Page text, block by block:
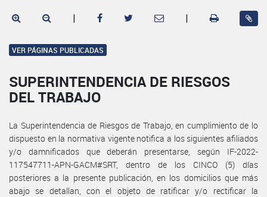
| |
VER PÁGINAS PUBLICADAS
SUPERINTENDENCIA DE RIESGOS
DEL TRABAJO
La Superintendencia de Riesgos de Trabajo, en cumplimiento de lo
dispuesto en la normativa vigente notifica a los siguientes afiliados
y/o damnificados que deberán presentarse, según IF-2022-
117547711-APN-GACM#SRT, dentro de los CINCO (5) días
posteriores a la presente publicación, en los domicilios que más
abajo se detallan, con el objeto de ratificar y/o rectificar la